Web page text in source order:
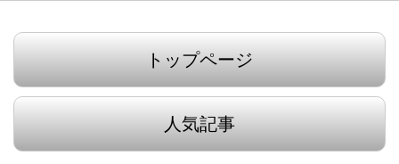
トップページ
人気記事